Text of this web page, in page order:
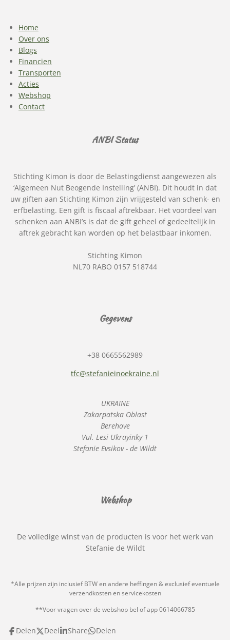
Home
Over ons
Blogs
Financien
Transporten
Acties
Webshop
Contact
ANBI Status
Stichting Kimon is door de Belastingdienst aangewezen als
‘Algemeen Nut Beogende Instelling’ (ANBI). Dit houdt in dat
uw giften aan Stichting Kimon zijn vrijgesteld van schenk- en
erfbelasting. Een gift is fiscaal aftrekbaar. Het voordeel van
schenken aan ANBI’s is dat de gift geheel of gedeeltelijk in
aftrek gebracht kan worden op het belastbaar inkomen.
Stichting Kimon
NL70 RABO 0157 518744
Gegevens
+38 0665562989
tfc@stefanieinoekraine.nl
UKRAINE
Zakarpatska Oblast
Berehove
Vul. Lesi Ukrayinky 1
Stefanie Evsikov - de Wildt
Webshop
De volledige winst van de producten is voor het werk van
Stefanie de Wildt
*Alle prijzen zijn inclusief BTW en andere heffingen & exclusief eventuele
verzendkosten en servicekosten
**Voor vragen over de webshop bel of app 0614066785
Delen Deel Share Delen